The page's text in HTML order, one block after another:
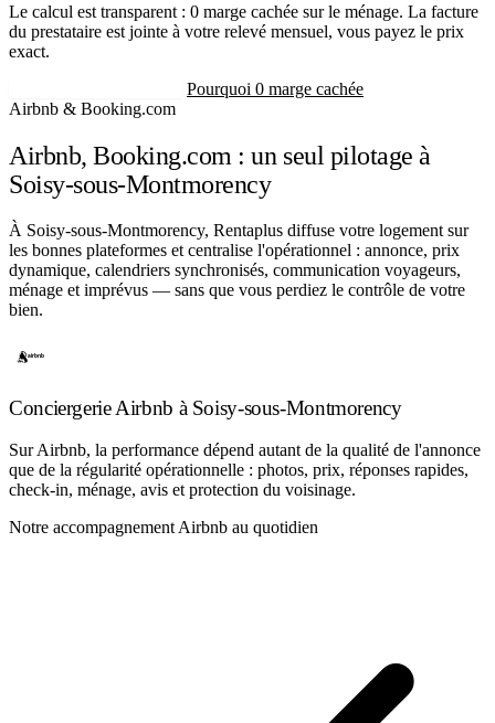
Le calcul est transparent : 0 marge cachée sur le ménage. La facture
du prestataire est jointe à votre relevé mensuel, vous payez le prix
exact.
Pourquoi 0 marge cachée
Airbnb & Booking.com
Airbnb, Booking.com : un seul pilotage à
Soisy-sous-Montmorency
À Soisy-sous-Montmorency, Rentaplus diffuse votre logement sur
les bonnes plateformes et centralise l'opérationnel : annonce, prix
dynamique, calendriers synchronisés, communication voyageurs,
ménage et imprévus — sans que vous perdiez le contrôle de votre
bien.
Conciergerie Airbnb à Soisy-sous-Montmorency
Sur Airbnb, la performance dépend autant de la qualité de l'annonce
que de la régularité opérationnelle : photos, prix, réponses rapides,
check-in, ménage, avis et protection du voisinage.
Notre accompagnement Airbnb au quotidien